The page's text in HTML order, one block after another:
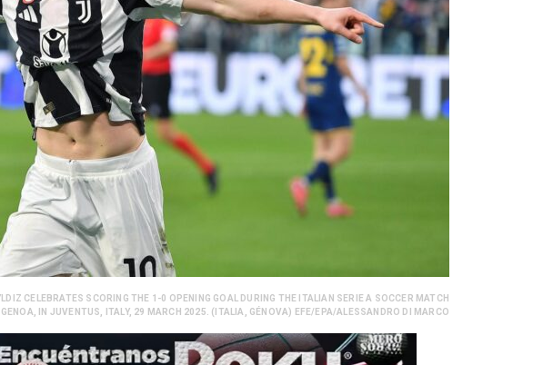
CELEBRATES SCORING THE 1-0 OPENING GOAL DURING THE ITALIAN SERIE A SOCCER MATCH
IN JUVENTUS, ITALY, 29 MARCH 2025. (ITALIA, GÉNOVA) EFE/EPA/ALESSANDRO DI MARCO